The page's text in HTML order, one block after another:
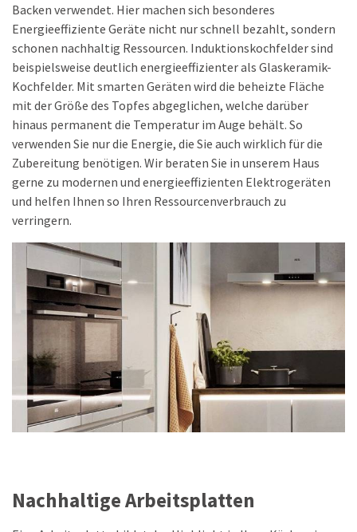
Backen verwendet. Hier machen sich besonderes
Energieeffiziente Geräte nicht nur schnell bezahlt, sondern
schonen nachhaltig Ressourcen. Induktionskochfelder sind
beispielsweise deutlich energieeffizienter als Glaskeramik-
Kochfelder. Mit smarten Geräten wird die beheizte Fläche
mit der Größe des Topfes abgeglichen, welche darüber
hinaus permanent die Temperatur im Auge behält. So
verwenden Sie nur die Energie, die Sie auch wirklich für die
Zubereitung benötigen. Wir beraten Sie in unserem Haus
gerne zu modernen und energieeffizienten Elektrogeräten
und helfen Ihnen so Ihren Ressourcenverbrauch zu
verringern.
Nachhaltige Arbeitsplatten